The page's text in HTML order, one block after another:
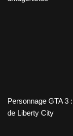
Personnage GTA 3
de Liberty City